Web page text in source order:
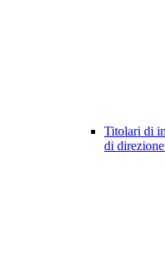
Titolari di
di